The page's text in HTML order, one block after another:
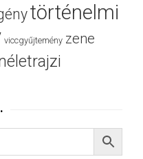
történelmi
viccgyűjtemény zene